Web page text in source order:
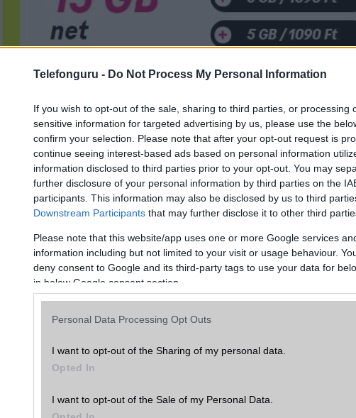
Telefonguru - Do Not Process My Personal Information
If you wish to opt-out of the sale, sharing to third parties, or processing
sensitive information for targeted advertising by us, please use the
confirm your selection. Please note that after your opt-out request is
continue seeing interest-based ads based on personal information
information disclosed to third parties prior to your opt-out. You may
further disclosure of your personal information by third parties on the
participants. This information may also be disclosed by us to third
Downstream Participants that may further disclose it to other third
Please note that this website/app uses one or more Google services
information including but not limited to your visit or usage behaviour.
deny consent to Google and its third-party tags to use your data for
in below Google consent section.
Personal Data Processing Opt Outs
I want to opt-out of the Sharing of my personal data.
Opted In
I want to opt-out of the Sale of my Personal Data.
Ennek érdekében a Kraft ajánlatot rugalmasság és nagy adatkeret jellemzi, a
15 GB netet és percdíjas beszélgetést tartalmaz, 5590 Ft-ért. Az
tal bővíthető, mindössze 2490 Ft-ért.